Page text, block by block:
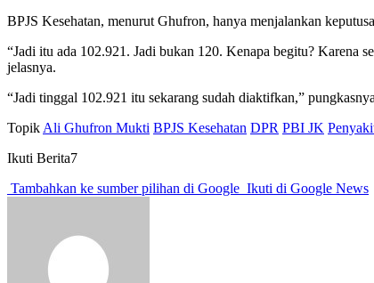
BPJS Kesehatan, menurut Ghufron, hanya menjalankan
“Jadi itu ada 102.921. Jadi bukan 120. Kenapa begitu? Karena
jelasnya.
“Jadi tinggal 102.921 itu sekarang sudah diaktifkan,”
TopikAli Ghufron Mukti BPJS Kesehatan DPR PBI JK
Ikuti Berita7
Tambahkan ke sumber pilihan di Google Ikuti di Google News